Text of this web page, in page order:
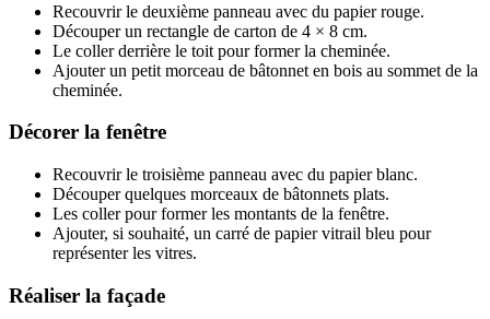
Recouvrir le deuxième panneau avec du papier rouge.
Découper un rectangle de carton de 4 × 8 cm.
Le coller derrière le toit pour former la cheminée.
Ajouter un petit morceau de bâtonnet en bois au sommet de la
cheminée.
Décorer la fenêtre
Recouvrir le troisième panneau avec du papier blanc.
Découper quelques morceaux de bâtonnets plats.
Les coller pour former les montants de la fenêtre.
Ajouter, si souhaité, un carré de papier vitrail bleu pour
représenter les vitres.
Réaliser la façade